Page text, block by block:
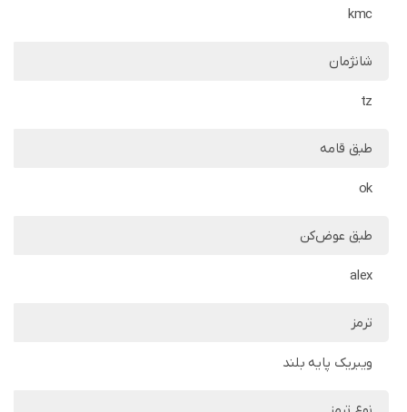
kmc
شانژمان
tz
طبق قامه
ok
طبق عوض‌کن
alex
ترمز
ویبریک پایه بلند